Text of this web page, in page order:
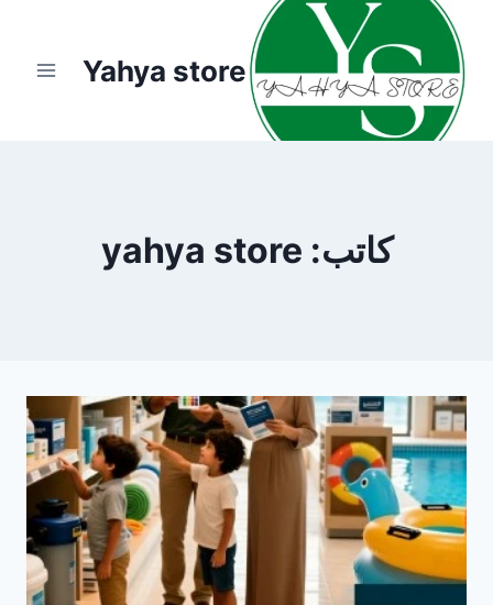
التجاوز
المحتوى
Yahya store
كاتب: yahya store